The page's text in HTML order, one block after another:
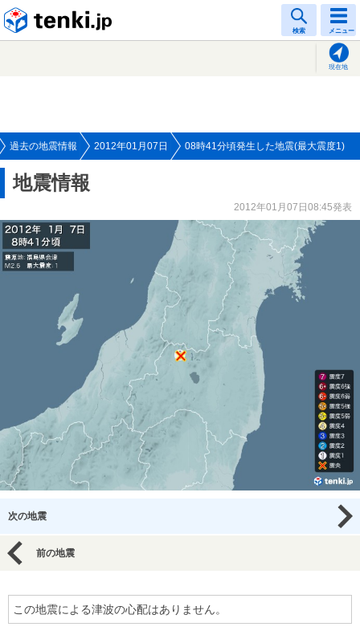
検索 メニュー
現在地
過去の地震情報 2012年01月07日 08時41分頃発生した地震(最大震度1)
地震情報
2012年01月07日08:45発表
次の地震
前の地震
この地震による津波の心配はありません。